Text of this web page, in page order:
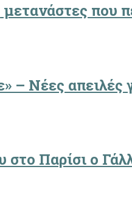
που
– Νέες απειλές
στο Παρίσι ο